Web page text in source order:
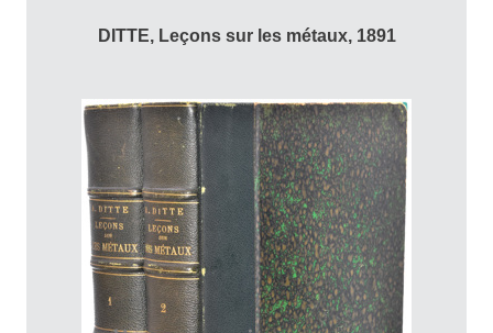
DITTE, Leçons sur les métaux, 1891